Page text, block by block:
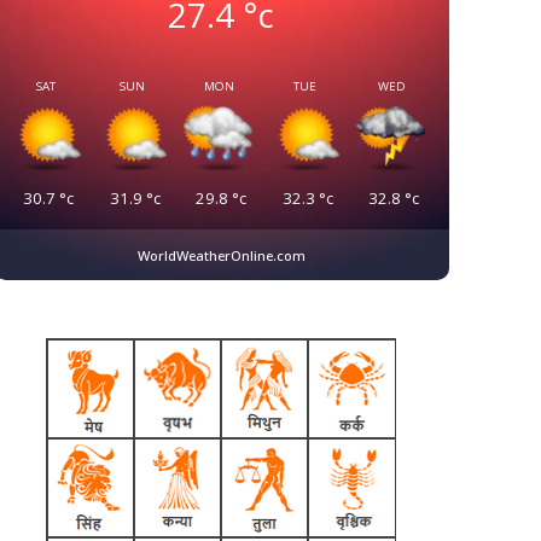
27.4 °c
SAT
30.7 °c
SUN
31.9 °c
MON
29.8 °c
TUE
32.3 °c
WED
32.8 °c
WorldWeatherOnline.com